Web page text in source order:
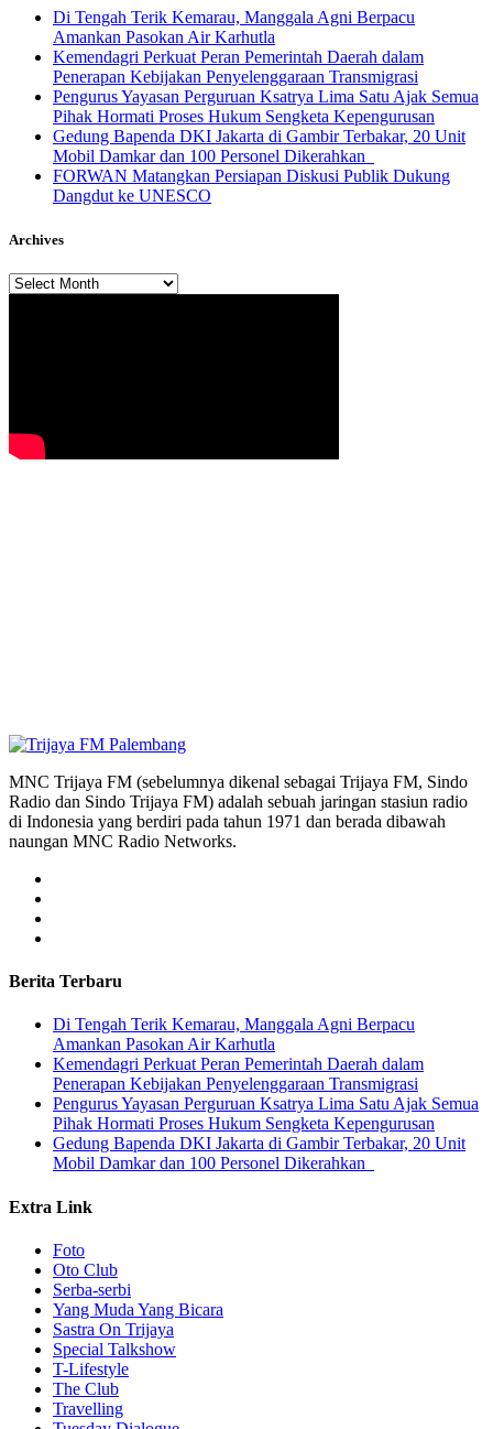
​Di Tengah Terik Kemarau, Manggala Agni Berpacu
Amankan Pasokan Air Karhutla
Kemendagri Perkuat Peran Pemerintah Daerah dalam
Penerapan Kebijakan Penyelenggaraan Transmigrasi
Pengurus Yayasan Perguruan Ksatrya Lima Satu Ajak Semua
Pihak Hormati Proses Hukum Sengketa Kepengurusan
Gedung Bapenda DKI Jakarta di Gambir Terbakar, 20 Unit
Mobil Damkar dan 100 Personel Dikerahkan
FORWAN Matangkan Persiapan Diskusi Publik Dukung
Dangdut ke UNESCO
Archives
Archives
MNC Trijaya FM (sebelumnya dikenal sebagai Trijaya FM, Sindo
Radio dan Sindo Trijaya FM) adalah sebuah jaringan stasiun radio
di Indonesia yang berdiri pada tahun 1971 dan berada dibawah
naungan MNC Radio Networks.
Berita Terbaru
​Di Tengah Terik Kemarau, Manggala Agni Berpacu
Amankan Pasokan Air Karhutla
Kemendagri Perkuat Peran Pemerintah Daerah dalam
Penerapan Kebijakan Penyelenggaraan Transmigrasi
Pengurus Yayasan Perguruan Ksatrya Lima Satu Ajak Semua
Pihak Hormati Proses Hukum Sengketa Kepengurusan
Gedung Bapenda DKI Jakarta di Gambir Terbakar, 20 Unit
Mobil Damkar dan 100 Personel Dikerahkan
Extra Link
Foto
Oto Club
Serba-serbi
Yang Muda Yang Bicara
Sastra On Trijaya
Special Talkshow
T-Lifestyle
The Club
Travelling